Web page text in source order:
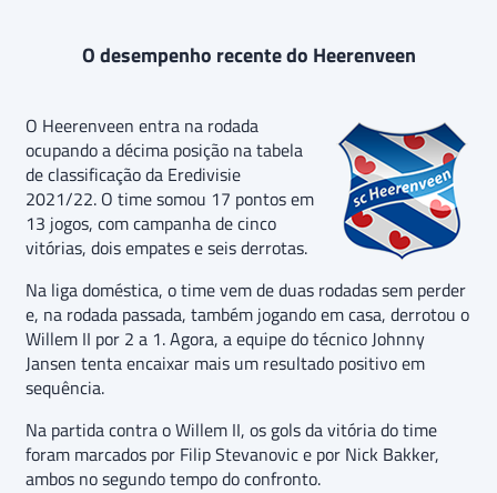
O desempenho recente do Heerenveen
O Heerenveen entra na rodada
ocupando a décima posição na tabela
de classificação da Eredivisie
2021/22. O time somou 17 pontos em
13 jogos, com campanha de cinco
vitórias, dois empates e seis derrotas.
Na liga doméstica, o time vem de duas rodadas sem perder
e, na rodada passada, também jogando em casa, derrotou o
Willem II por 2 a 1. Agora, a equipe do técnico Johnny
Jansen tenta encaixar mais um resultado positivo em
sequência.
Na partida contra o Willem II, os gols da vitória do time
foram marcados por Filip Stevanovic e por Nick Bakker,
ambos no segundo tempo do confronto.